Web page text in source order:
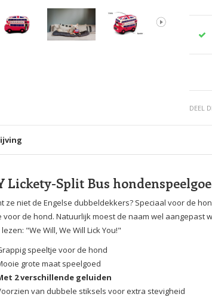
DEEL
Lickety-Split Bus
ze niet de Engelse dubbeldekkers? Speciaal voor de
voor de hond. Natuurlijk moest de naam wel aangepast
"We Will, We Will Lick You!"
speeltje voor de hond
grote maat speelgoed
2 verschillende geluiden
van dubbele stiksels voor extra stevigheid